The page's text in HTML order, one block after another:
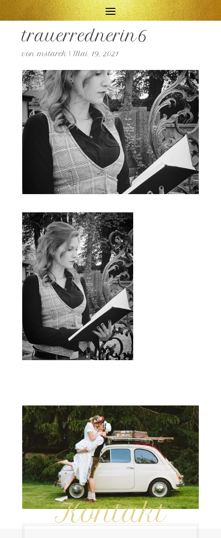
trauerrednerin6
vonmstarek| Mai 19, 2021
Kontakt